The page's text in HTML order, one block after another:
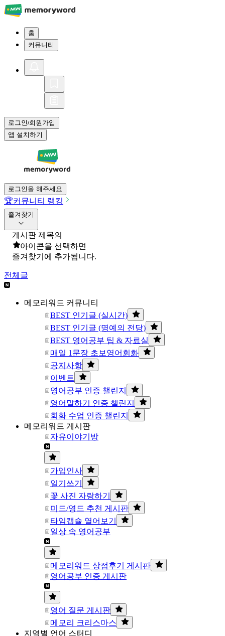
홈
커뮤니티
로그인/회원가입
앱 설치하기
로그인을 해주세요
🏆커뮤니티 랭킹
즐겨찾기
게시판 제목의
아이콘을 선택하면
즐겨찾기에 추가됩니다.
전체글
메모리워드 커뮤니티
BEST 인기글 (실시간)
BEST 인기글 (명예의 전당)
BEST 영어공부 팁 & 자료실
매일 1문장 초보영어회화
공지사항
이벤트
영어공부 인증 챌린지
영어말하기 인증 챌린지
회화 수업 인증 챌린지
메모리워드 게시판
자유이야기방
가입인사
일기쓰기
꽃 사진 자랑하기
미드/영드 추천 게시판
타임캡슐 열어보기
일상 속 영어공부
메모리워드 상점후기 게시판
영어공부 인증 게시판
영어 질문 게시판
메모리 크리스마스
지역별 언어 스터디